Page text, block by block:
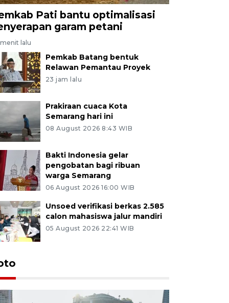
Pati bantu optimalisasi
garam petani
lalu
Pemkab Batang bentuk
Relawan Pemantau Proyek
23 jam lalu
Prakiraan cuaca Kota
Semarang hari ini
08 August 2026 8:43 WIB
Bakti Indonesia gelar
pengobatan bagi ribuan
warga Semarang
06 August 2026 16:00 WIB
Unsoed verifikasi berkas 2.585
calon mahasiswa jalur mandiri
05 August 2026 22:41 WIB